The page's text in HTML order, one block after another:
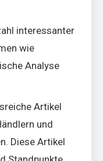
interessanter
wie
Analyse
Artikel
und
Diese Artikel